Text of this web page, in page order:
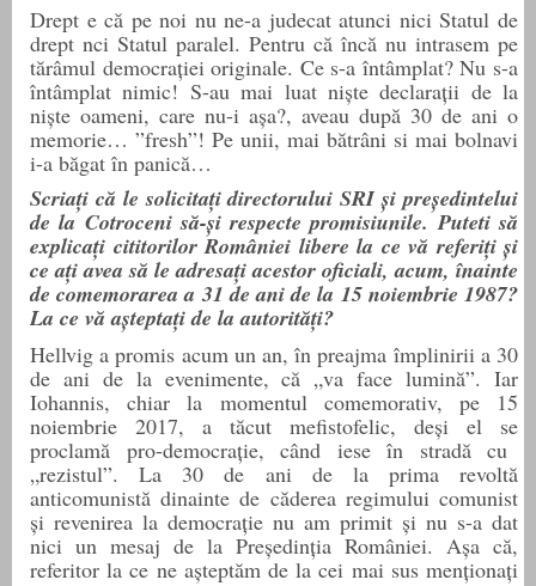
Drept e că pe noi nu ne-a judecat atunci nici Statul de
drept nci Statul paralel. Pentru că încă nu intrasem pe
tărâmul democrației originale. Ce s-a întâmplat? Nu s-a
întâmplat nimic! S-au mai luat niște declarații de la
niște oameni, care nu-i așa?, aveau după 30 de ani o
memorie… ”fresh”! Pe unii, mai bătrâni si mai bolnavi
i-a băgat în panică…
Scriați că le solicitați directorului SRI și președintelui
de la Cotroceni să-și respecte promisiunile. Puteti să
explicați cititorilor României libere la ce vă referiți și
ce ați avea să le adresați acestor oficiali, acum, înainte
de comemorarea a 31 de ani de la 15 noiembrie 1987?
La ce vă așteptați de la autorități?
Hellvig a promis acum un an, în preajma împlinirii a 30
de ani de la evenimente, că „va face lumină”. Iar
Iohannis, chiar la momentul comemorativ, pe 15
noiembrie 2017, a tăcut mefistofelic, deși el se
proclamă pro-democrație, când iese în stradă cu
„rezistul”. La 30 de ani de la prima revoltă
anticomunistă dinainte de căderea regimului comunist
și revenirea la democrație nu am primit și nu s-a dat
nici un mesaj de la Președinția României. Așa că,
referitor la ce ne așteptăm de la cei mai sus menționați